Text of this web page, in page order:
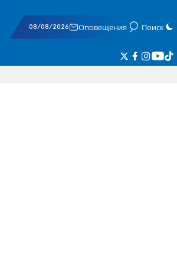
08/08/2026 Оповещения Поиск